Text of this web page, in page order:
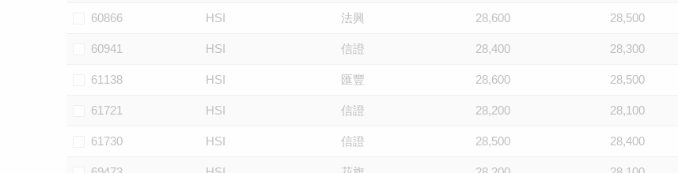
60866 HSI 法興 28,600 28,500
60941 HSI 信證 28,400 28,300
61138 HSI 匯豐 28,600 28,500
61721 HSI 信證 28,200 28,100
61730 HSI 信證 28,500 28,400